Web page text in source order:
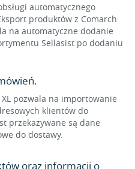
automatycznego
produktów z Comarch
na automatyczne dodanie
Sellasist po dodaniu
pozwala na importowanie
klientów do
przekazywane są dane
do dostawy.
oraz informacji o